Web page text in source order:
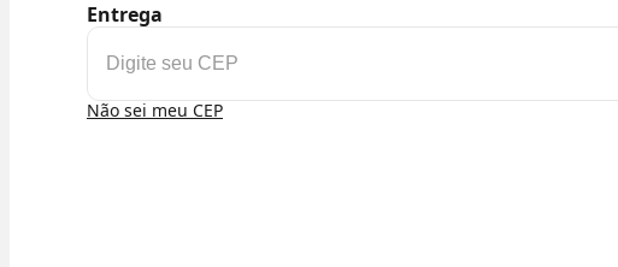
Entrega
Não sei meu CEP